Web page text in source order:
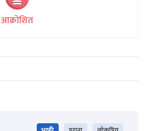
आक्रोशित